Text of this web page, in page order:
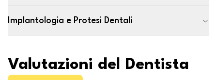
Implantologia e Protesi Dentali
Valutazioni del Dentista